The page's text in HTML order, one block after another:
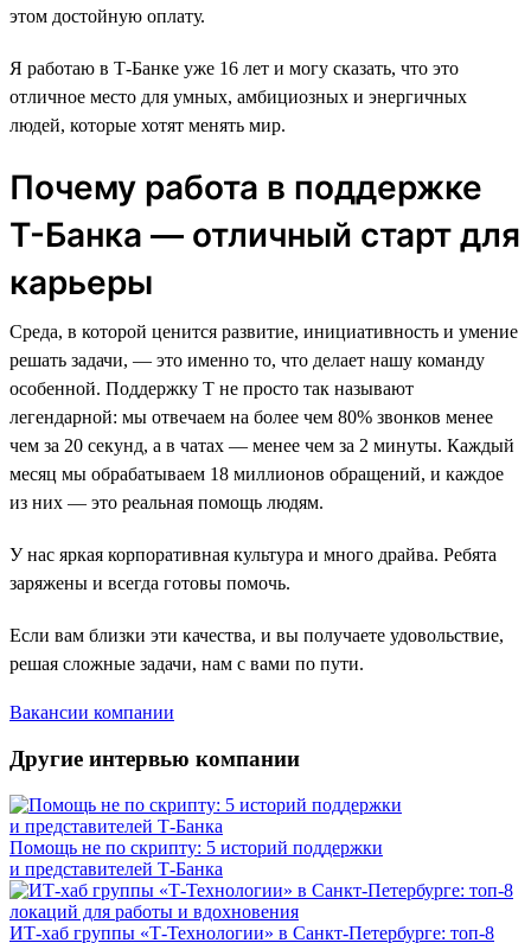
этом достойную оплату.
Я работаю в Т-Банке уже 16 лет и могу сказать, что это
отличное место для умных, амбициозных и энергичных
людей, которые хотят менять мир.
Почему работа в поддержке
Т-Банка — отличный старт для
карьеры
Среда, в которой ценится развитие, инициативность и умение
решать задачи, — это именно то, что делает нашу команду
особенной. Поддержку Т не просто так называют
легендарной: мы отвечаем на более чем 80% звонков менее
чем за 20 секунд, а в чатах — менее чем за 2 минуты. Каждый
месяц мы обрабатываем 18 миллионов обращений, и каждое
из них — это реальная помощь людям.
У нас яркая корпоративная культура и много драйва. Ребята
заряжены и всегда готовы помочь.
Если вам близки эти качества, и вы получаете удовольствие,
решая сложные задачи, нам с вами по пути.
Вакансии компании
Другие интервью компании
Помощь не по скрипту: 5 историй поддержки
и представителей Т-Банка
ИТ-хаб группы «Т-Технологии» в Санкт-Петербурге: топ-8